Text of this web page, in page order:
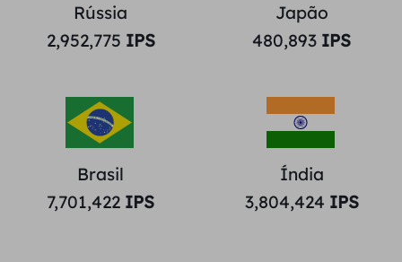
Rússia
2,952,775 IPS
Japão
480,893 IPS
Brasil
7,701,422 IPS
Índia
3,804,424 IPS